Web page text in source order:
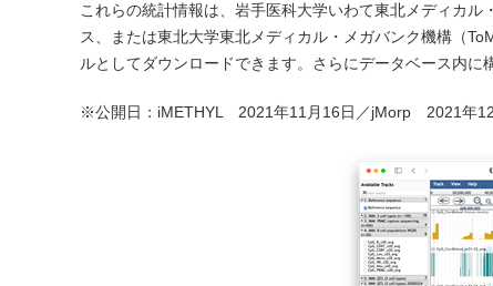
これらの統計情報は、岩手医科大学いわて東北メディカ
ス、または東北大学東北メディカル・メガバンク機構（
ルとしてダウンロードできます。さらにデータベース内に
※公開日：iMETHYL 2021年11月16日／jMorp 2021年